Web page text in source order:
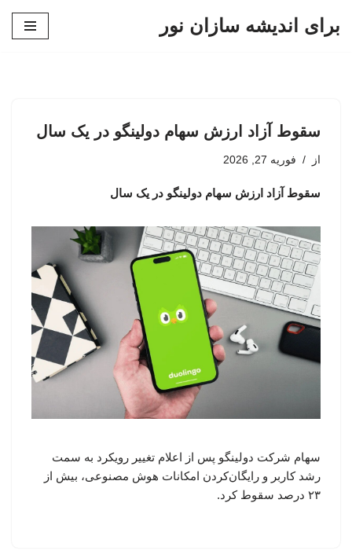
برای اندیشه سازان نور
سقوط آزاد ارزش سهام دولینگو در یک سال
از فوریه 27, 2026
سقوط آزاد ارزش سهام دولینگو در یک سال
سهام شرکت دولینگو پس از اعلام تغییر رویکرد به سمت
رشد کاربر و رایگان‌کردن امکانات هوش مصنوعی، بیش از
۲۳ درصد سقوط کرد.